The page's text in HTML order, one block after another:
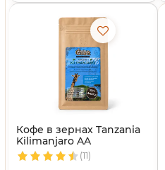
Кофе в зернах Tanzania
Kilimanjaro AA
(Танзания)
(11)